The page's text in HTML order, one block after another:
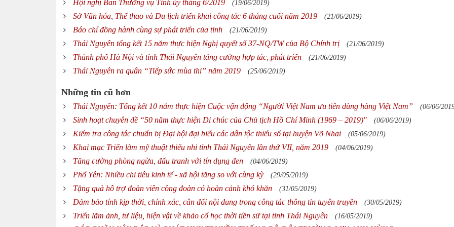
Hội nghị Ban Thường vụ Tỉnh ủy tháng 6/2019 (19/06/2019)
Sở Văn hóa, Thể thao và Du lịch triển khai công tác 6 tháng cuối năm 2019 (21/06/2019)
Báo chí đồng hành cùng sự phát triển của tỉnh (21/06/2019)
Thái Nguyên tổng kết 15 năm thực hiện Nghị quyết số 37-NQ/TW của Bộ Chính trị (21/06/2019)
Thành phố Hà Nội và tỉnh Thái Nguyên tăng cường hợp tác, phát triển (21/06/2019)
Thái Nguyên ra quân “Tiếp sức mùa thi” năm 2019 (25/06/2019)
Những tin cũ hơn
Thái Nguyên: Tổng kết 10 năm thực hiện Cuộc vận động “Người Việt Nam ưu tiên dùng hàng Việt Nam” (06/06/
Sinh hoạt chuyên đề “50 năm thực hiện Di chúc của Chủ tịch Hồ Chí Minh (1969 – 2019)" (06/06/2019)
Kiểm tra công tác chuẩn bị Đại hội đại biểu các dân tộc thiểu số tại huyện Võ Nhai (05/06/2019)
Khai mạc Triển lãm mỹ thuật thiếu nhi tỉnh Thái Nguyên lần thứ VII, năm 2019 (04/06/2019)
Tăng cường phòng ngừa, đấu tranh với tín dụng đen (04/06/2019)
Phổ Yên: Nhiều chỉ tiêu kinh tế - xã hội tăng so với cùng kỳ (29/05/2019)
Tặng quà hỗ trợ đoàn viên công đoàn có hoàn cảnh khó khăn (31/05/2019)
Đảm bảo tính kịp thời, chính xác, cân đối nội dung trong công tác thông tin tuyên truyền (30/05/2019)
Triển lãm ảnh, tư liệu, hiện vật về khảo cổ học thời tiền sử tại tỉnh Thái Nguyên (16/05/2019)